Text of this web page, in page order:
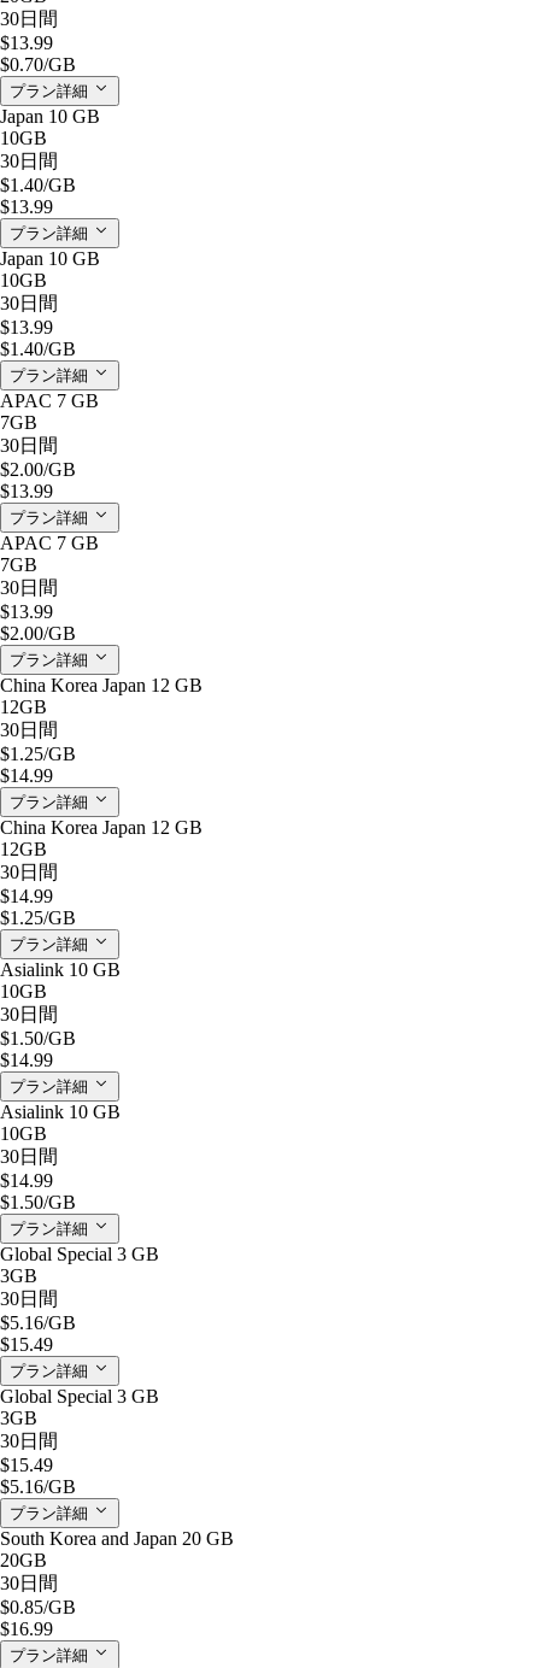
30日間
$13.99
$0.70/GB
プラン詳細
Japan 10 GB
10GB
30日間
$1.40/GB
$13.99
プラン詳細
Japan 10 GB
10GB
30日間
$13.99
$1.40/GB
プラン詳細
APAC 7 GB
7GB
30日間
$2.00/GB
$13.99
プラン詳細
APAC 7 GB
7GB
30日間
$13.99
$2.00/GB
プラン詳細
China Korea Japan 12 GB
12GB
30日間
$1.25/GB
$14.99
プラン詳細
China Korea Japan 12 GB
12GB
30日間
$14.99
$1.25/GB
プラン詳細
Asialink 10 GB
10GB
30日間
$1.50/GB
$14.99
プラン詳細
Asialink 10 GB
10GB
30日間
$14.99
$1.50/GB
プラン詳細
Global Special 3 GB
3GB
30日間
$5.16/GB
$15.49
プラン詳細
Global Special 3 GB
3GB
30日間
$15.49
$5.16/GB
プラン詳細
South Korea and Japan 20 GB
20GB
30日間
$0.85/GB
$16.99
プラン詳細